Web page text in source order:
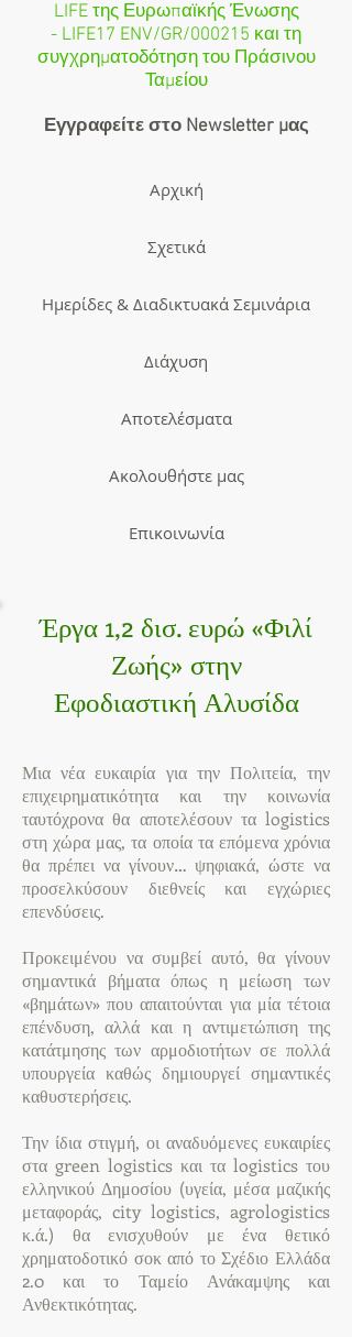
LIFE της Ευρωπαϊκής Ένωσης
- LIFE17 ENV/GR/000215 και τη
συγχρηματοδότηση του Πράσινου
Ταμείου
Εγγραφείτε στο Newsletter μας
Αρχική
Σχετικά
Ημερίδες & Διαδικτυακά Σεμινάρια
Διάχυση
Αποτελέσματα
Ακολουθήστε μας
Επικοινωνία
Έργα 1,2 δισ. ευρώ «Φιλί
Ζωής» στην
Εφοδιαστική Αλυσίδα
Μια νέα ευκαιρία για την Πολιτεία, την
επιχειρηματικότητα και την κοινωνία
ταυτόχρονα θα αποτελέσουν τα logistics
στη χώρα μας, τα οποία τα επόμενα χρόνια
θα πρέπει να γίνουν… ψηφιακά, ώστε να
προσελκύσουν διεθνείς και εγχώριες
επενδύσεις.
Προκειμένου να συμβεί αυτό, θα γίνουν
σημαντικά βήματα όπως η μείωση των
«βημάτων» που απαιτούνται για μία τέτοια
επένδυση, αλλά και η αντιμετώπιση της
κατάτμησης των αρμοδιοτήτων σε πολλά
υπουργεία καθώς δημιουργεί σημαντικές
καθυστερήσεις.
Την ίδια στιγμή, οι αναδυόμενες ευκαιρίες
στα green logistics και τα logistics του
ελληνικού Δημοσίου (υγεία, μέσα μαζικής
μεταφοράς, city logistics, agrologistics
κ.ά.) θα ενισχυθούν με ένα θετικό
χρηματοδοτικό σοκ από το Σχέδιο Ελλάδα
2.0 και το Ταμείο Ανάκαμψης και
Ανθεκτικότητας.